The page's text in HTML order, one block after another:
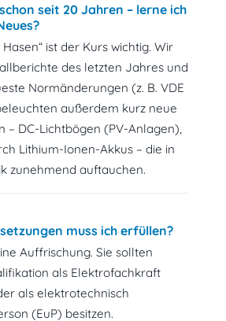
seit 20 Jahren – lerne ich
ist der Kurs wichtig. Wir
des letzten Jahres und
Normänderungen (z. B. VDE
außerdem kurz neue
– DC-Lichtbögen (PV-Anlagen),
Lithium-Ionen-Akkus – die in
zunehmend auftauchen.
muss ich erfüllen?
Auffrischung. Sie sollten
als Elektrofachkraft
als elektrotechnisch
(EuP) besitzen.